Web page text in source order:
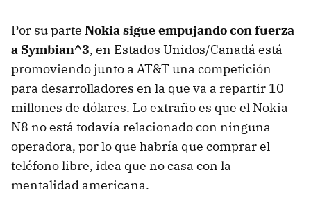
Por su parte Nokia sigue empujando con fuerza
a Symbian^3, en Estados Unidos/Canadá está
promoviendo junto a AT&T una competición
para desarrolladores en la que va a repartir 10
millones de dólares. Lo extraño es que el Nokia
N8 no está todavía relacionado con ninguna
operadora, por lo que habría que comprar el
teléfono libre, idea que no casa con la
mentalidad americana.